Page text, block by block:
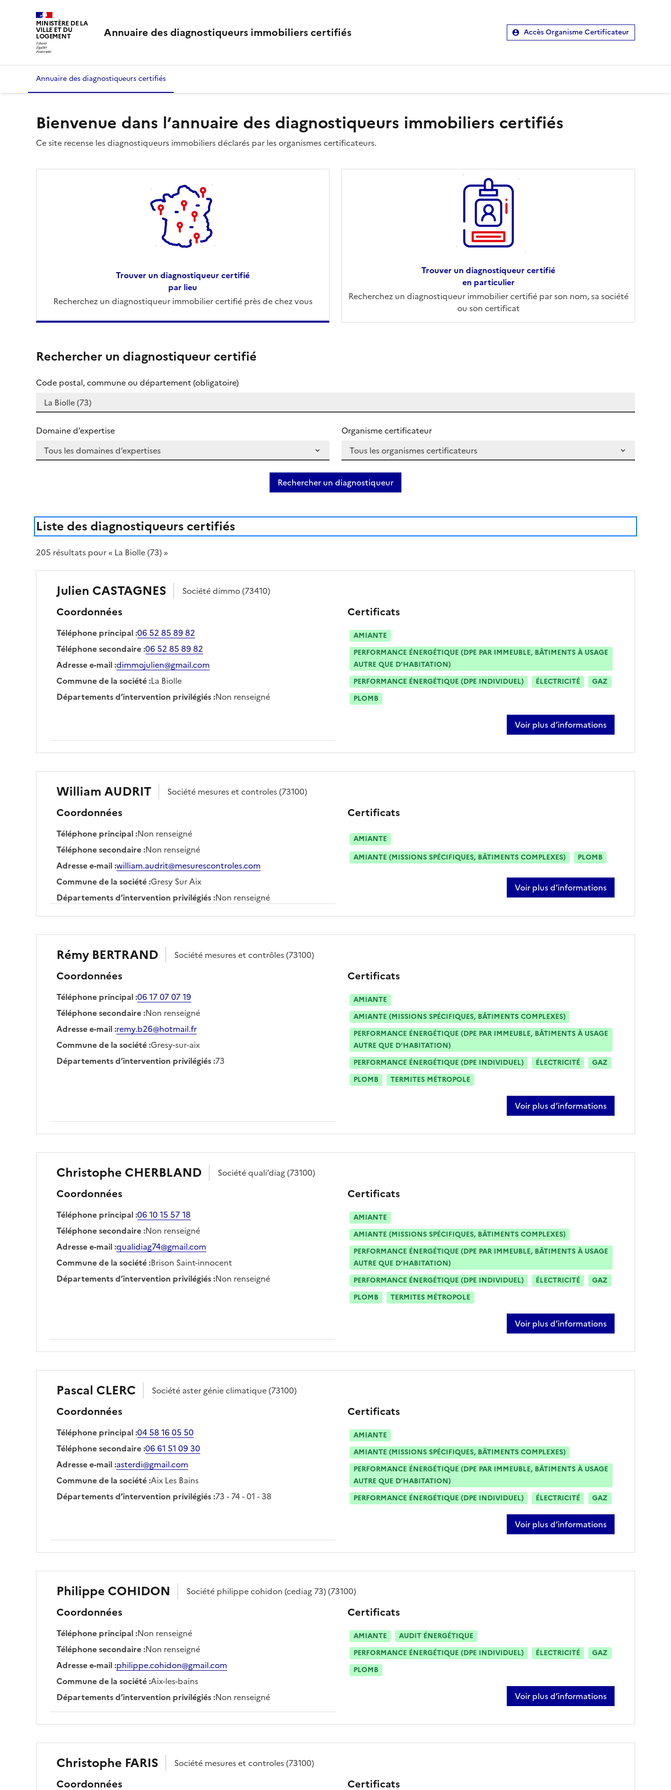
MINISTÈRE DE LA
VILLE ET DU
LOGEMENT Annuaire des diagnostiqueurs immobiliers certifiés Accès Organisme Certificateur
Annuaire des diagnostiqueurs certifiés
Bienvenue dans l’annuaire des diagnostiqueurs immobiliers certifiés
Ce site recense les diagnostiqueurs immobiliers déclarés par les organismes certificateurs.
Trouver un diagnostiqueur certifié
par lieu
Recherchez un diagnostiqueur immobilier certifié près de chez vous
Trouver un diagnostiqueur certifié
en particulier
Recherchez un diagnostiqueur immobilier certifié par son nom, sa société
ou son certificat
Rechercher un diagnostiqueur certifié
Code postal, commune ou département (obligatoire)
Domaine d’expertise Organisme certificateur
Rechercher un diagnostiqueur
Liste des diagnostiqueurs certifiés
205 résultats pour « La Biolle (73) »
Julien CASTAGNES Sociétédimmo(73410)
Coordonnées
Téléphone principal:06 52 85 89 82
Téléphone secondaire:06 52 85 89 82
Adresse e-mail:dimmojulien@gmail.com
Commune de la société:La Biolle
Départements d’intervention privilégiés:Non renseigné
Certificats
AMIANTE
PERFORMANCE ÉNERGÉTIQUE (DPE PAR IMMEUBLE, BÂTIMENTS À USAGE
AUTRE QUE D’HABITATION)
PERFORMANCE ÉNERGÉTIQUE (DPE INDIVIDUEL)
ÉLECTRICITÉ
GAZ
PLOMB
Voir plus d’informations
sur julien castagnes
WilliamAUDRIT Société mesures et controles(73100)
Coordonnées
Téléphone principal:Non renseigné
Téléphone secondaire:Non renseigné
Adresse e-mail:william.audrit@mesurescontroles.com
Commune de la société:Gresy Sur Aix
Départements d’intervention privilégiés:Non renseigné
Certificats
AMIANTE
AMIANTE (MISSIONS SPÉCIFIQUES, BÂTIMENTS COMPLEXES)
PLOMB
Voir plus d’informations
sur william audrit
Rémy BERTRAND Société mesures et contrôles(73100)
Coordonnées
Téléphone principal:06 17 07 07 19
Téléphone secondaire:Non renseigné
Adresse e-mail:remy.b26@hotmail.fr
Commune de la société:Gresy-sur-aix
Départements d’intervention privilégiés:73
Certificats
AMIANTE
AMIANTE (MISSIONS SPÉCIFIQUES, BÂTIMENTS COMPLEXES)
PERFORMANCE ÉNERGÉTIQUE (DPE PAR IMMEUBLE, BÂTIMENTS À USAGE
AUTRE QUE D’HABITATION)
PERFORMANCE ÉNERGÉTIQUE (DPE INDIVIDUEL)
ÉLECTRICITÉ
GAZ
PLOMB
TERMITES MÉTROPOLE
Voir plus d’informations
sur rémy bertrand
Christophe CHERBLAND Sociétéquali’diag(73100)
Coordonnées
Téléphone principal:06 10 15 57 18
Téléphone secondaire:Non renseigné
Adresse e-mail:qualidiag74@gmail.com
Commune de la société:Brison Saint-innocent
Départements d’intervention privilégiés:Non renseigné
Certificats
AMIANTE
AMIANTE (MISSIONS SPÉCIFIQUES, BÂTIMENTS COMPLEXES)
PERFORMANCE ÉNERGÉTIQUE (DPE PAR IMMEUBLE, BÂTIMENTS À USAGE
AUTRE QUE D’HABITATION)
PERFORMANCE ÉNERGÉTIQUE (DPE INDIVIDUEL)
ÉLECTRICITÉ
GAZ
PLOMB
TERMITES MÉTROPOLE
Voir plus d’informations
sur christophe cherbland
Pascal CLERC Société aster génie climatique(73100)
Coordonnées
Téléphone principal:04 58 16 05 50
Téléphone secondaire:06 61 51 09 30
Adresse e-mail:asterdi@gmail.com
Commune de la société:Aix Les Bains
Départements d’intervention privilégiés:73 - 74 - 01 - 38
Certificats
AMIANTE
AMIANTE (MISSIONS SPÉCIFIQUES, BÂTIMENTS COMPLEXES)
PERFORMANCE ÉNERGÉTIQUE (DPE PAR IMMEUBLE, BÂTIMENTS À USAGE
AUTRE QUE D’HABITATION)
PERFORMANCE ÉNERGÉTIQUE (DPE INDIVIDUEL)
ÉLECTRICITÉ GAZ
Voir plus d’informations
sur pascal clerc
Philippe COHIDON Société philippe cohidon (cediag 73)(73100)
Coordonnées
Téléphone principal:Non renseigné
Téléphone secondaire:Non renseigné
Adresse e-mail:philippe.cohidon@gmail.com
Commune de la société:Aix-les-bains
Départements d’intervention privilégiés:Non renseigné
Certificats
AMIANTE
AUDIT ÉNERGÉTIQUE
PERFORMANCE ÉNERGÉTIQUE (DPE INDIVIDUEL)
ÉLECTRICITÉ
GAZ
PLOMB
Voir plus d’informations
sur philippe cohidon
Christophe FARIS Société mesures et controles(73100)
Coordonnées Certificats